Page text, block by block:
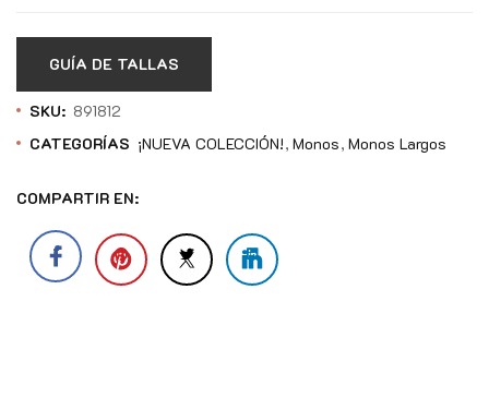
GUÍA DE TALLAS
SKU: 891812
CATEGORÍAS ¡NUEVA COLECCIÓN! Monos Monos Largos
COMPARTIR EN: